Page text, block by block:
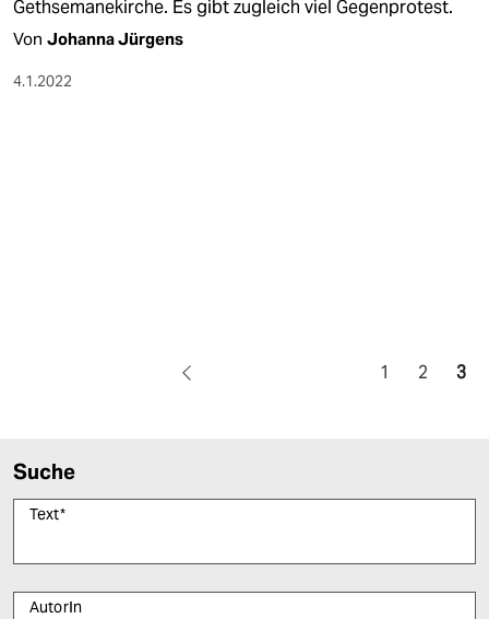
verlag
verlag
Gethsemanekirche. Es gibt zugleich viel Gegenprotest.
Von Johanna Jürgens
4.1.2022
1 2 3
Suche
Text*
AutorIn